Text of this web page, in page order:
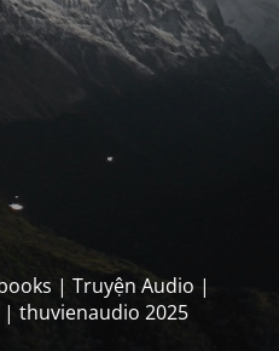
| Truyện Audio |
thuvienaudio 2025